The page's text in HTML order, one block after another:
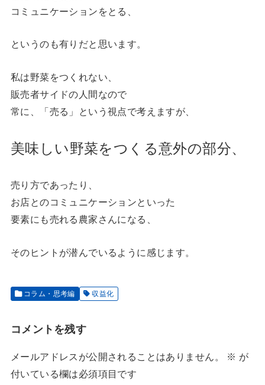
コミュニケーションをとる、
というのも有りだと思います。
私は野菜をつくれない、
販売者サイドの人間なので
常に、「売る」という視点で考えますが、
美味しい野菜をつくる意外の部分、
売り方であったり、
お店とのコミュニケーションといった
要素にも売れる農家さんになる、
そのヒントが潜んでいるように感じます。
コラム・思考編 収益化
コメントを残す
メールアドレスが公開されることはありません。 ※ が
付いている欄は必須項目です